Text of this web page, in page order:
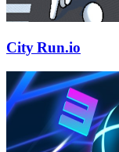
City Run.io